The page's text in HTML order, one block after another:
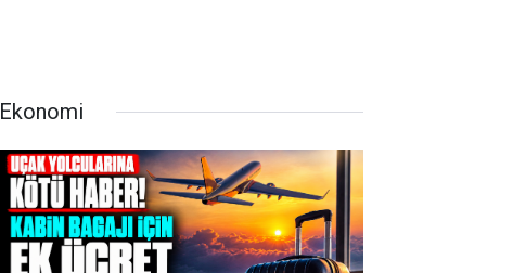
Ekonomi